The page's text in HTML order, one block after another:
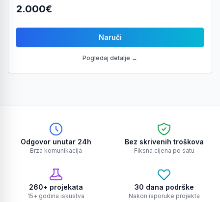
2.000€
Naruči
Pogledaj detalje →
Odgovor unutar 24h
Brza komunikacija
Bez skrivenih troškova
Fiksna cijena po satu
260+ projekata
15+ godina iskustva
30 dana podrške
Nakon isporuke projekta